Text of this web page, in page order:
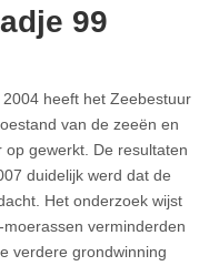
99
heeft het Zeebestuur
van de zeeën en
gewerkt. De resultaten
duidelijk werd dat de
Het onderzoek wijst
verminderden
verdere grondwinning